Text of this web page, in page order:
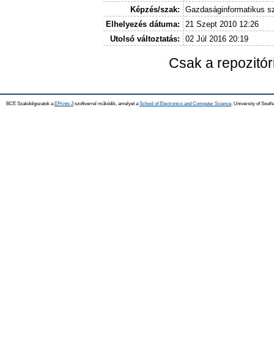
Képzés/szak:
Gazdaságinformatikus
Elhelyezés dátuma:
21 Szept 2010 12:26
Utolsó változtatás:
02 Júl 2016 20:19
Csak a
BCE Szakdolgozatok a EPrints 3szoftverrel működik, amelyet a School of Electronics and Computer Science, University of